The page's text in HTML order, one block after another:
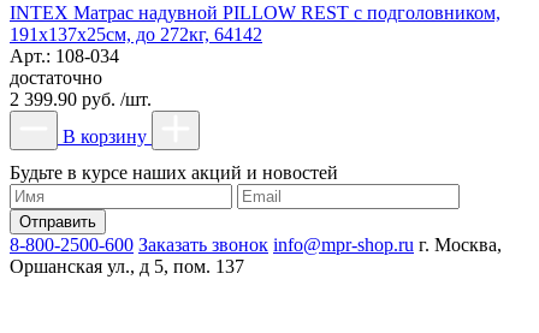
INTEX Матрас надувной PILLOW REST с подголовником,
191x137x25см, до 272кг, 64142
Арт.: 108-034
достаточно
2 399.90 руб. /шт.
В корзину
Будьте в курсе наших акций и новостей
8-800-2500-600 Заказать звонок info@mpr-shop.ru г. Москва,
Оршанская ул., д 5, пом. 137